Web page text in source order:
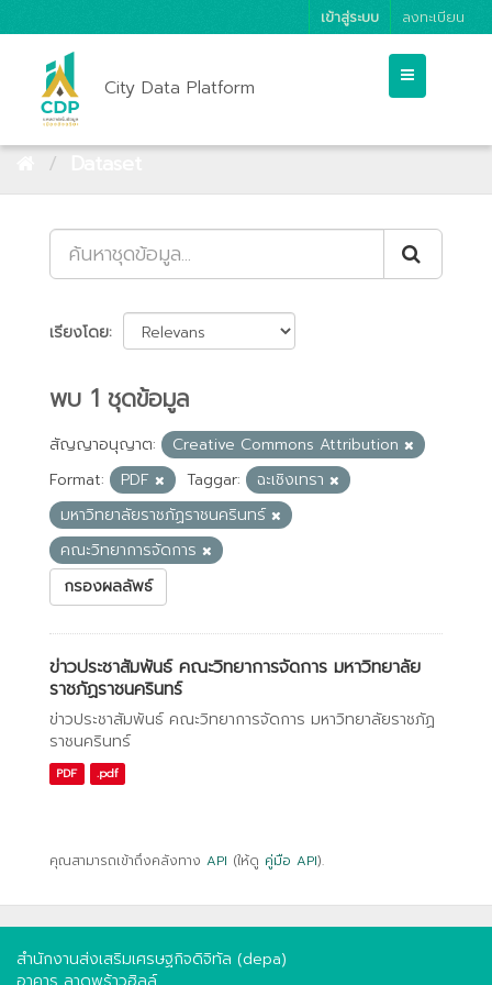
เข้าสู่ระบบ ลงทะเบียน
City Data Platform
เรียงโดย
พบ 1 ชุดข้อมูล
สัญญาอนุญาต:
Creative Commons Attribution
Format:
PDF Taggar:
ฉะเชิงเทรา
มหาวิทยาลัยราชภัฏราชนครินทร์
คณะวิทยาการจัดการ
กรองผลลัพธ์
ข่าวประชาสัมพันธ์ คณะวิทยาการจัดการ มหาวิทยาลัย
ราชภัฏราชนครินทร์
ข่าวประชาสัมพันธ์ คณะวิทยาการจัดการ มหาวิทยาลัยราชภัฏ
ราชนครินทร์
PDF .pdf
คุณสามารถเข้าถึงคลังทาง API (ให้ดู คู่มือ API).
สำนักงานส่งเสริมเศรษฐกิจดิจิทัล (depa)